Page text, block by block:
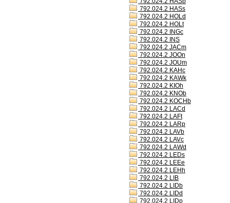
792.024.2 HASs
792.024.2 HOLd
792.024.2 HOLt
792.024.2 INGc
792.024.2 INS
792.024.2 JACm
792.024.2 JOOn
792.024.2 JOUm
792.024.2 KAHc
792.024.2 KAWk
792.024.2 KIOh
792.024.2 KNOb
792.024.2 KOCHb
792.024.2 LACd
792.024.2 LAFt
792.024.2 LARp
792.024.2 LAVb
792.024.2 LAVc
792.024.2 LAWd
792.024.2 LEDs
792.024.2 LEEe
792.024.2 LEHh
792.024.2 LIB
792.024.2 LIDb
792.024.2 LIDd
792.024.2 LIDp